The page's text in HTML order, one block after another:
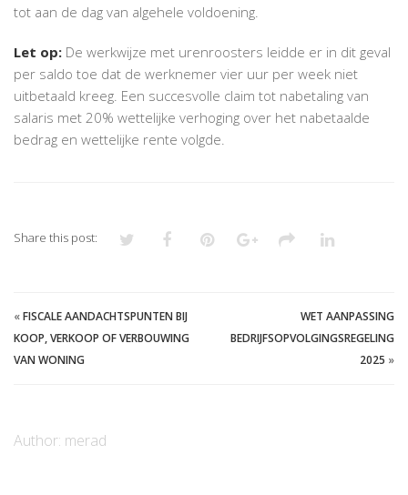
tot aan de dag van algehele voldoening.
Let op: De werkwijze met urenroosters leidde er in dit geval
per saldo toe dat de werknemer vier uur per week niet
uitbetaald kreeg. Een succesvolle claim tot nabetaling van
salaris met 20% wettelijke verhoging over het nabetaalde
bedrag en wettelijke rente volgde.
Share this post:
«FISCALE AANDACHTSPUNTEN BIJ
KOOP, VERKOOP OF VERBOUWING
VAN WONING
WET AANPASSING
BEDRIJFSOPVOLGINGSREGELING
2025 »
Author: merad